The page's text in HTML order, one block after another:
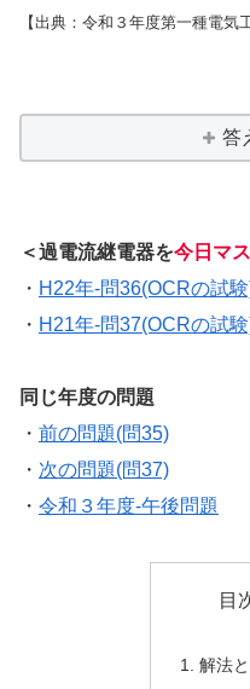
【出典：令和３年度第一種電気
答
＜過電流継電器を今日マ
・ H22年-問36(OCRの試
・ H21年-問37(OCRの試
同じ年度の問題
・ 前の問題(問35)
・ 次の問題(問37)
・ 令和３年度-午後問題
目
解法